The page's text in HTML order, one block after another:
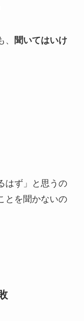
聞いてはいけ
はず」と思うの
とを聞かないの